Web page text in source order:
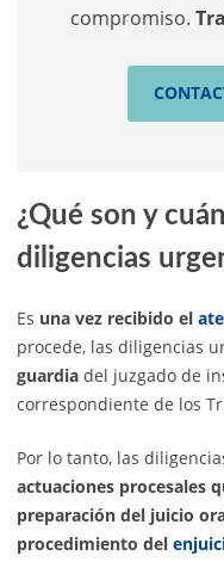
compromiso.
¿Qué son y
diligencias
Es una vez recibido el
procede, las diligencias
guardia del juzgado de
correspondiente de los
Por lo tanto, las
actuaciones procesales
preparación del juicio
procedimiento del